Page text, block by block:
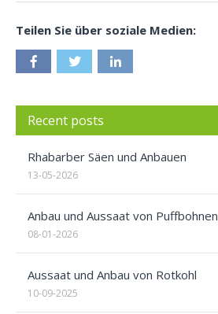
Teilen Sie über soziale Medien:
Recent posts
Rhabarber Säen und Anbauen
13-05-2026
Anbau und Aussaat von Puffbohnen
08-01-2026
Aussaat und Anbau von Rotkohl
10-09-2025